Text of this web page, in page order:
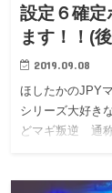
設定６確定
ます！！(
2019.09.08
ほしたかのJPY
シリーズ大好き
どマギ叛逆 通